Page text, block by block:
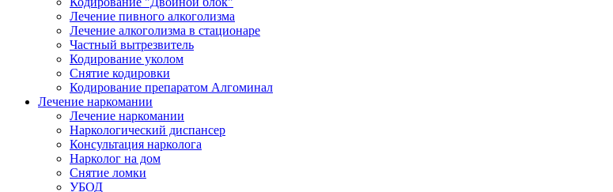
Лечение пивного алкоголизма
Лечение алкоголизма в стационаре
Частный вытрезвитель
Кодирование уколом
Снятие кодировки
Кодирование препаратом Алгоминал
Лечение наркомании
Лечение наркомании
Наркологический диспансер
Консультация нарколога
Нарколог на дом
Снятие ломки
УБОД